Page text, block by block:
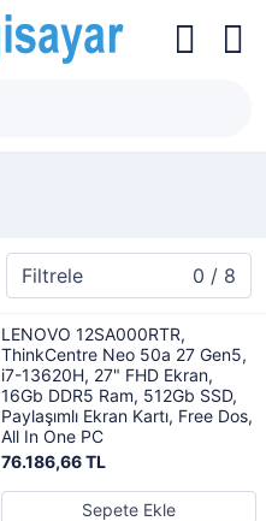
Filtrele 0 / 8
LENOVO 12SA000RTR,
ThinkCentre Neo 50a 27 Gen5,
i7-13620H, 27" FHD Ekran,
16Gb DDR5 Ram, 512Gb SSD,
Paylaşımlı Ekran Kartı, Free Dos,
All In One PC
76.186,66 TL
Sepete Ekle